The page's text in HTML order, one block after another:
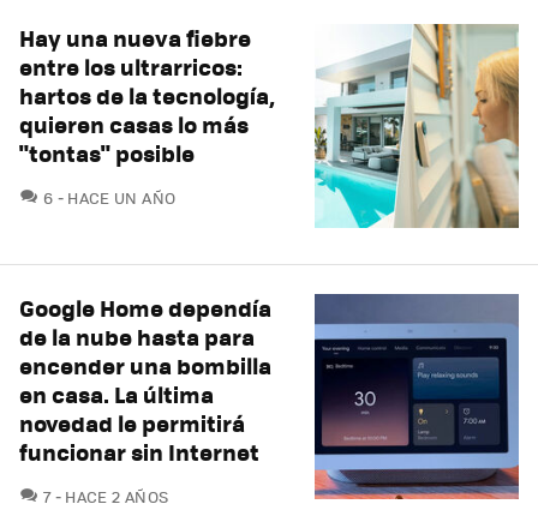
Hay una nueva fiebre
entre los ultrarricos:
hartos de la tecnología,
quieren casas lo más
"tontas" posible
6 COMENTARIOS
HACE UN AÑO
Google Home dependía
de la nube hasta para
encender una bombilla
en casa. La última
novedad le permitirá
funcionar sin Internet
7COMENTARIOS
HACE 2 AÑOS